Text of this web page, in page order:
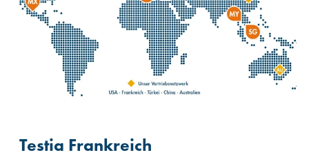
Testia Frankreich